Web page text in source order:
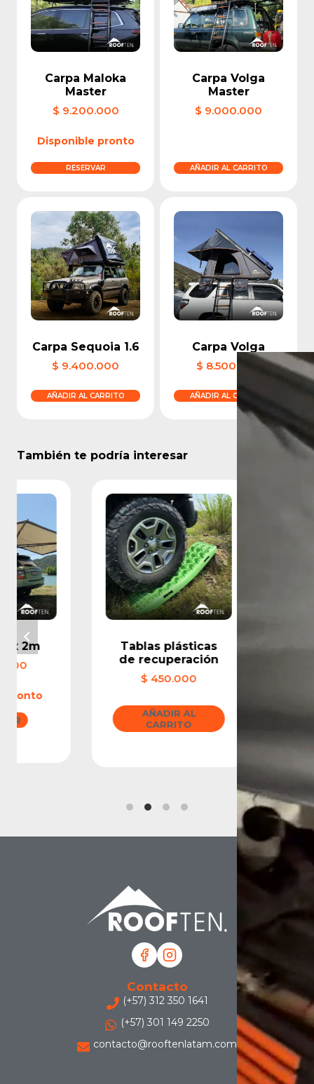
Carpa Maloka
Master
$ 9.200.000
Disponible pronto
RESERVAR
Carpa Volga
Master
$ 9.000.000
AÑADIR AL CARRITO
Carpa Sequoia 1.6
$ 9.400.000
AÑADIR AL CARRITO
Carpa Volga
$ 8.500.000
AÑADIR AL CARRITO
También te podría interesar
2m
Tablas plásticas
de recuperación
450.000
AÑADIR AL
CARRITO
Contacto
(+57) 312 350 1641
(+57) 301 149 2250
contacto@rooftenlatam.com